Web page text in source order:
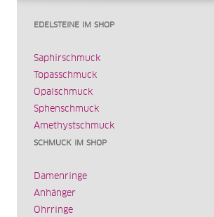
EDELSTEINE IM SHOP
Saphirschmuck
Topasschmuck
Opalschmuck
Sphenschmuck
Amethystschmuck
SCHMUCK IM SHOP
Damenringe
Anhänger
Ohrringe